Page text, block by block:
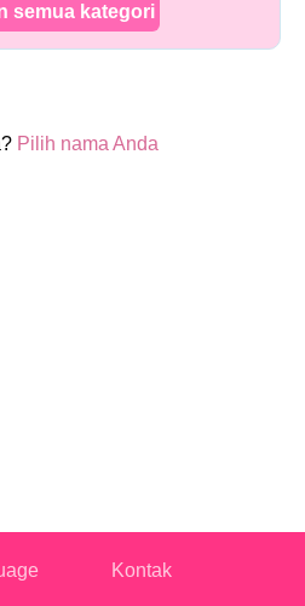
semua kategori
Pilih nama Anda
Kontak